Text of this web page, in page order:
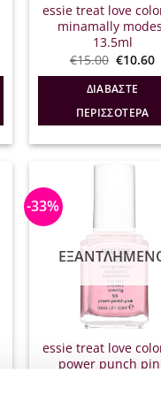
essie treat love
minamally
13.5ml
€15.00 Original
was:
€15.00.
€10.60Η
ΔΙΑΒΆΣΤΕ
ΠΕΡΙΣΣΌΤΕΡΑ
-33%
essie treat love
power punch